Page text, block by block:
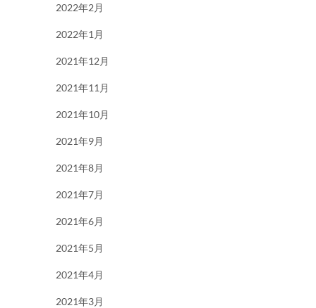
2022年2月
2022年1月
2021年12月
2021年11月
2021年10月
2021年9月
2021年8月
2021年7月
2021年6月
2021年5月
2021年4月
2021年3月